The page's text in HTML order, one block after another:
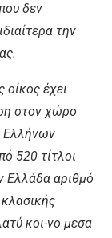
δεν
την
έχει
στον χώρο
Ελλήνων
520 τίτλοι
Ελλάδα αριθμό
κοι-νο μεσα